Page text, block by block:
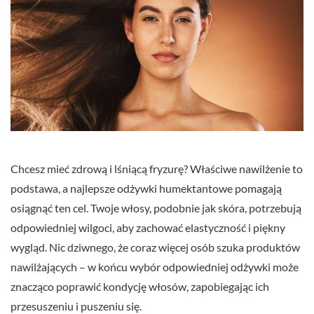
Chcesz mieć zdrową i lśniącą fryzurę? Właściwe nawilżenie to
podstawa, a najlepsze odżywki humektantowe pomagają
osiągnąć ten cel. Twoje włosy, podobnie jak skóra, potrzebują
odpowiedniej wilgoci, aby zachować elastyczność i piękny
wygląd. Nic dziwnego, że coraz więcej osób szuka produktów
nawilżających – w końcu wybór odpowiedniej odżywki może
znacząco poprawić kondycję włosów, zapobiegając ich
przesuszeniu i puszeniu się.